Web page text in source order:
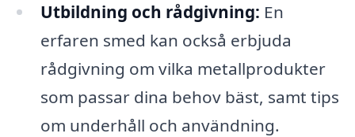
Utbildning och rådgivning: En
erfaren smed kan också erbjuda
rådgivning om vilka metallprodukter
som passar dina behov bäst, samt tips
om underhåll och användning.